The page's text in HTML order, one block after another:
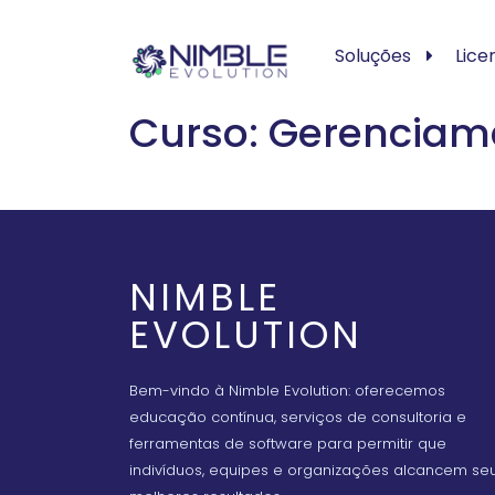
Soluções
Curso:
NIMBLE
EVOLUTION
Bem-vindo à Nimble Evolution: oferecemos
educação contínua, serviços de consultoria e
ferramentas de software para permitir que
indivíduos, equipes e organizações alcancem